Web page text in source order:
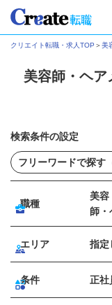
クリエイト転職・求人TOP ＞美
美容師・ヘ
検索条件の設定
職種
美容
師・
エリア 指定
条件 正社